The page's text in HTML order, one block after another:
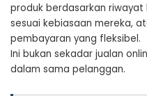
produk berdasarkan riwayat
sesuai kebiasaan mereka,
pembayaran yang fleksibel.
Ini bukan sekadar jualan
dalam sama pelanggan.